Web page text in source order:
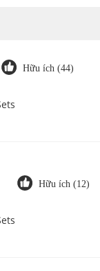
Hữu ích (44)
Hữu ích (12)